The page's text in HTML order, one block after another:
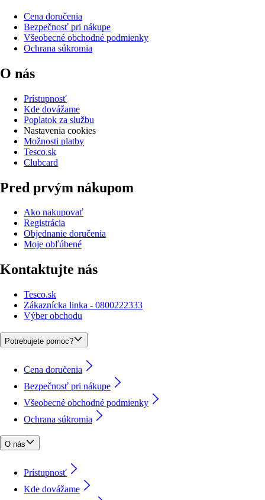
Cena doručenia
Bezpečnosť pri nákupe
Všeobecné obchodné podmienky
Ochrana súkromia
O nás
Prístupnosť
Kde dovážame
Poplatok za službu
Nastavenia cookies
Možnosti platby
Tesco.sk
Clubcard
Pred prvým nákupom
Ako nakupovať
Registrácia
Objednanie doručenia
Moje obľúbené
Kontaktujte nás
Tesco.sk
Zákaznícka linka - 0800222333
Výber obchodu
Potrebujete pomoc?
Cena doručenia
Bezpečnosť pri nákupe
Všeobecné obchodné podmienky
Ochrana súkromia
O nás
Prístupnosť
Kde dovážame